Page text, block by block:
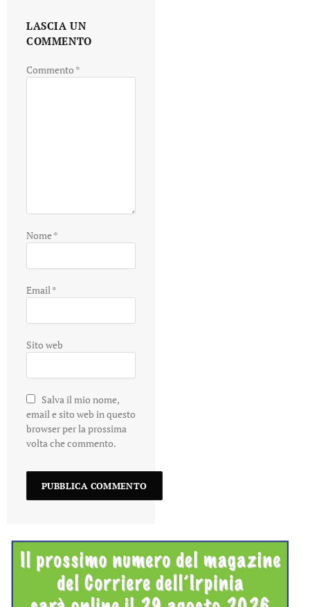
LASCIA UN
COMMENTO
Commento *
Nome*
Email*
Sito web
Salva il mio nome,
email e sito web in questo
browser per la prossima
volta che commento.